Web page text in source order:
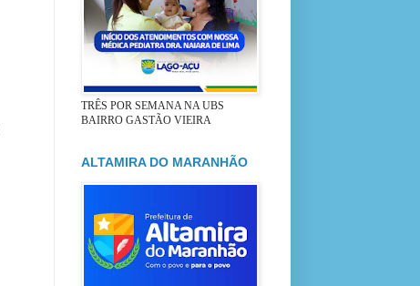
TRÊS POR SEMANA NA UBS
BAIRRO GASTÃO VIEIRA
ALTAMIRA DO MARANHÃO